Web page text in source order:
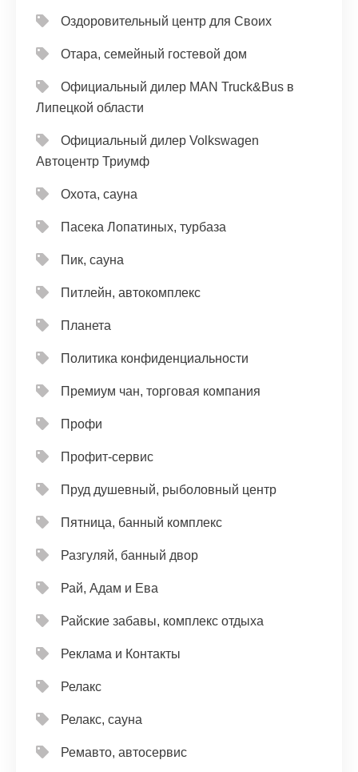
Оздоровительный центр для Своих
Отара, семейный гостевой дом
Официальный дилер MAN Truck&Bus в
Липецкой области
Официальный дилер Volkswagen
Автоцентр Триумф
Охота, сауна
Пасека Лопатиных, турбаза
Пик, сауна
Питлейн, автокомплекс
Планета
Политика конфиденциальности
Премиум чан, торговая компания
Профи
Профит-сервис
Пруд душевный, рыболовный центр
Пятница, банный комплекс
Разгуляй, банный двор
Рай, Адам и Ева
Райские забавы, комплекс отдыха
Реклама и Контакты
Релакс
Релакс, сауна
Ремавто, автосервис